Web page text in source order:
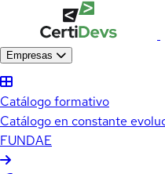
Empresas
Catálogo formativo
Catálogo en constante
FUNDAE